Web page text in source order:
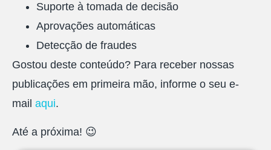
Suporte à tomada de decisão
Aprovações automáticas
Detecção de fraudes
Gostou deste conteúdo? Para receber nossas
publicações em primeira mão, informe o seu e-
mail aqui.
Até a próxima! 😉